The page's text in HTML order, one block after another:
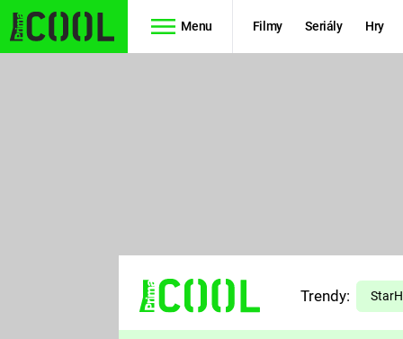
Menu Filmy Seriály Hry
TŘESKU
PREDÁTOR
Trendy: